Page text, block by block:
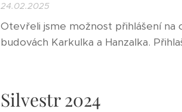
24.02.2025
Otevřeli jsme možnost přihlášení
budovách Karkulka a Hanzalka.
Silvestr 2024